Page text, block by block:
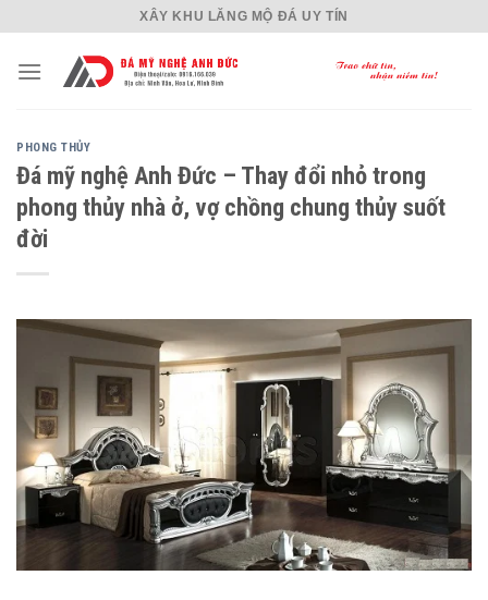
content
XÂY KHU LĂNG MỘ ĐÁ UY TÍN
PHONG THỦY
Đá mỹ nghệ Anh Đức – Thay đổi nhỏ trong
phong thủy nhà ở, vợ chồng chung thủy suốt
đời